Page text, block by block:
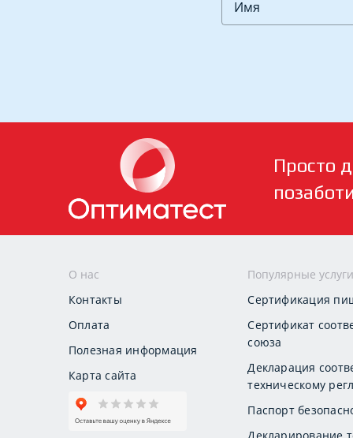
Просто
О нас
Контакты
Оплата
Полезная информация
Карта сайта
Популярные услуги
Сертификация
Сертификат
союза
Декларация
техническому
Паспорт